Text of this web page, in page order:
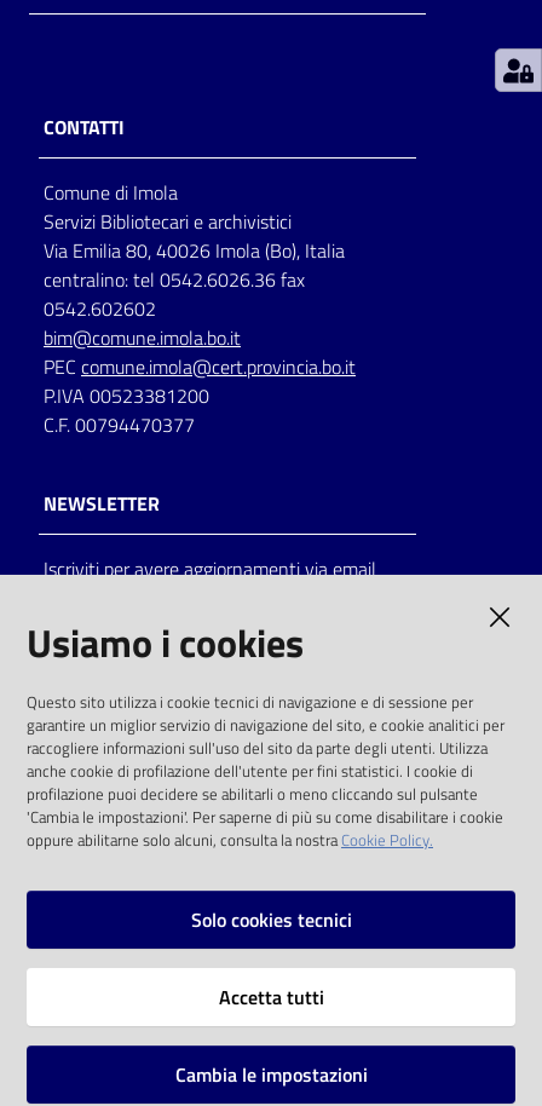
Decentrate
Seguici
su
on line
Eventi
Chiedi al
bibliotecario
Avvisi
CONTATTI
Comune di Imola
Servizi Bibliotecari e archivistici
Via Emilia 80, 40026 Imola (Bo), Italia
centralino: tel 0542.6026.36 fax
0542.602602
bim@comune.imola.bo.it
PEC comune.imola@cert.provincia.bo.it
P.IVA 00523381200
C.F. 00794470377
NEWSLETTER
Iscriviti per avere aggiornamenti via email
solo alle condizioni previste dalla direttiva
comunitaria 2003/98/CE e dal d.lgs. 36/2006
SOCIAL
Instagram
Vai alla pagina
Usiamo i cookies
Questo sito utilizza i cookie tecnici di navigazione e di sessione per
garantire un miglior servizio di navigazione del sito, e cookie analitici per
raccogliere informazioni sull'uso del sito da parte degli utenti. Utilizza
anche cookie di profilazione dell'utente per fini statistici. I cookie di
profilazione puoi decidere se abilitarli o meno cliccando sul pulsante
'Cambia le impostazioni'. Per saperne di più su come disabilitare i cookie
oppure abilitarne solo alcuni, consulta la nostraCookie Policy.
Solo cookies tecnici
Accetta tutti
Cambia le impostazioni